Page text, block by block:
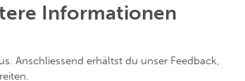
Informationen
Anschliessend erhältst du unser Feedback,